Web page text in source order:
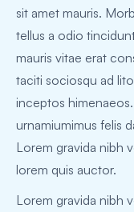
sit amet mauris.
tellus a odio
mauris vitae erat
taciti sociosqu ad
inceptos
urnamiumimus felis
Lorem gravida nibh
lorem quis auctor.
Lorem gravida nibh